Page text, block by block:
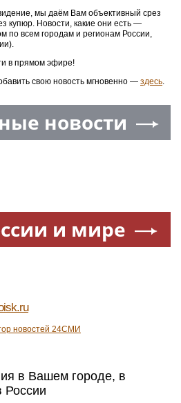
мы даём Вам объективный срез
купюр. Новости, какие они есть —
по всем городам и регионам России,
в прямом эфире!
свою новость мгновенно — здесь.
новости
и мире
новостей 24СМИ
в Вашем городе, в
России